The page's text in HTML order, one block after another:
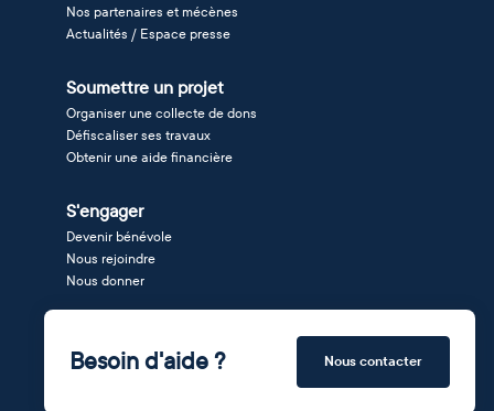
Nos partenaires et mécènes
Actualités / Espace presse
Soumettre un projet
Organiser une collecte de dons
Défiscaliser ses travaux
Obtenir une aide financière
S'engager
Devenir bénévole
Nous rejoindre
Nous donner
Besoin d'aide ? Nous contacter